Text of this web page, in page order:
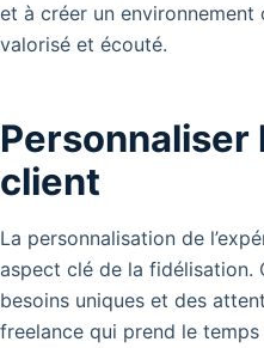
et à créer un environnement
valorisé et écouté.
Personnaliser
client
La personnalisation de
aspect clé de la fidélisation.
besoins uniques et des
freelance qui prend le